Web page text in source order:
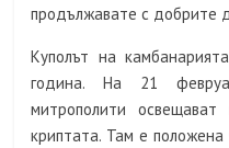
продължавате с добрите
Куполът на
година. На 21
митрополити
криптата. Там е